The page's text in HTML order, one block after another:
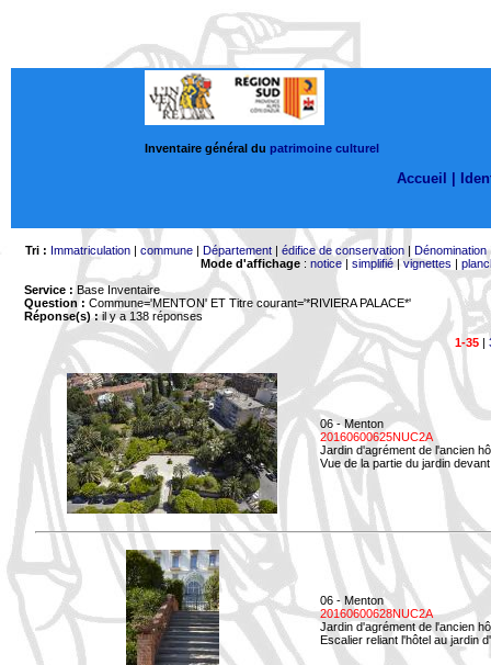
Inventaire général du patrimoine culturel
Accueil |
Tri : Immatriculation| commune| Département| édifice de conservation| Dénomination
Mode d'affichage: notice| simplifié|vignettes |
Service : Base Inventaire
Question : Commune='MENTON' ET Titre courant='*RIVIERA PALACE*'
Réponse(s) :il y a 138 réponses
1-35|
06 - Menton
20160600625NUC2A
Jardin d'agrément de l'ancien
Vue de la partie du jardin
06 - Menton
20160600628NUC2A
Jardin d'agrément de l'ancien
Escalier reliant l'hôtel au jardin